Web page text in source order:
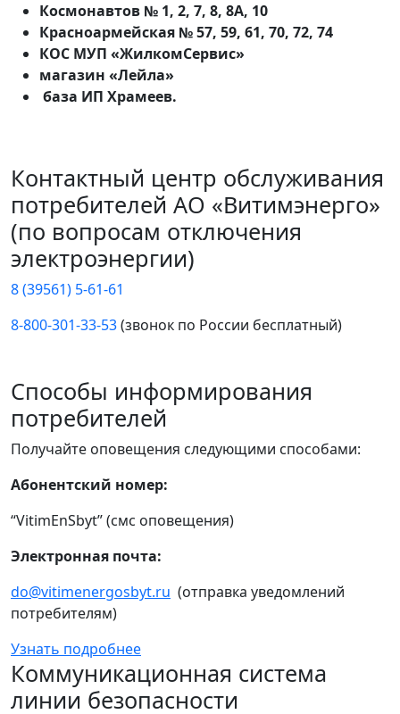
Космонавтов № 1, 2, 7, 8, 8А, 10
Красноармейская № 57, 59, 61, 70, 72, 74
КОС МУП «ЖилкомСервис»
магазин «Лейла»
база ИП Храмеев.
Контактный центр обслуживания
потребителей АО «Витимэнерго»
(по вопросам отключения
электроэнергии)
8 (39561) 5-61-61
8-800-301-33-53(звонок по России бесплатный)
Способы информирования
потребителей
Получайте оповещения следующими способами:
Абонентский номер:
“VitimEnSbyt” (смс оповещения)
Электронная почта:
do@vitimenergosbyt.ru (отправка уведомлений
потребителям)
Узнать подробнее
Коммуникационная система
линии безопасности